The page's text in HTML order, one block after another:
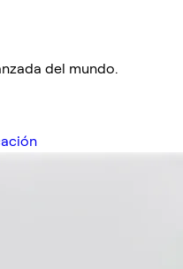
del mundo.